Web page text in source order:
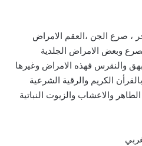
، صرع الجن ،العقم الامراض
وبعض الامراض الجلدية
والنقرس فهذه الامراض وغيرها
الكريم والرقية الشرعية
والاعشاب والزيوت النباتية